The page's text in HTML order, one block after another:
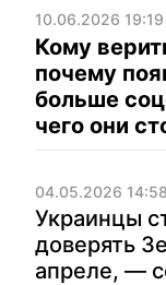
10.06.2026 19:19
Кому
почему
больше
чего они
04.05.2026 14:58
Украинцы
доверять
апреле, —